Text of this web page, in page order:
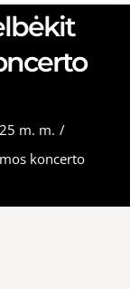
m. m. /
koncerto